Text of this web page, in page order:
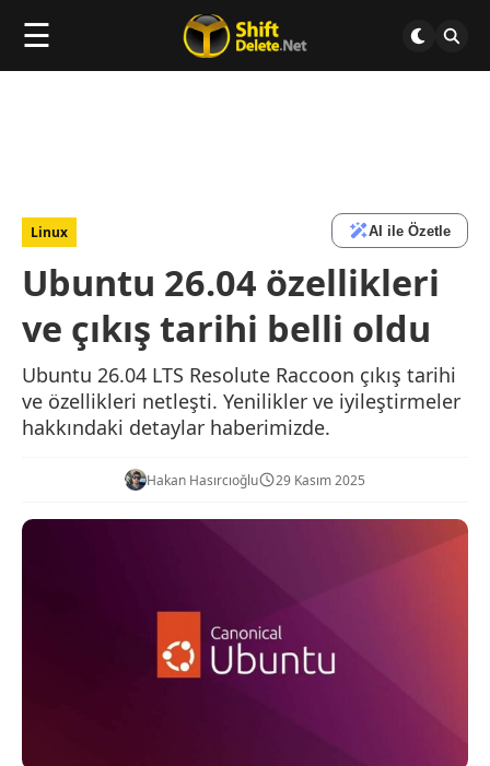
☰
Linux AI ile Özetle
Ubuntu 26.04 özellikleri
ve çıkış tarihi belli oldu
Ubuntu 26.04 LTS Resolute Raccoon çıkış tarihi
ve özellikleri netleşti. Yenilikler ve iyileştirmeler
hakkındaki detaylar haberimizde.
Hakan Hasırcıoğlu 29 Kasım 2025